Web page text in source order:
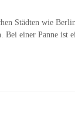
Städten wie
einer Panne ist